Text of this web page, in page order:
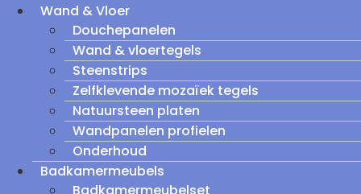
Wand & Vloer
Douchepanelen
Wand & vloertegels
Steenstrips
Zelfklevende mozaïek tegels
Natuursteen platen
Wandpanelen profielen
Onderhoud
Badkamermeubels
Badkamermeubelset